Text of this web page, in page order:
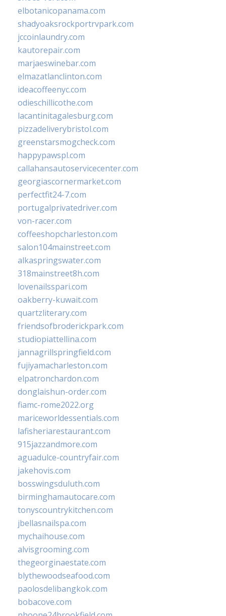
elbotanicopanama.com
shadyoaksrockportrvpark.com
jccoinlaundry.com
kautorepair.com
marjaeswinebar.com
elmazatlanclinton.com
ideacoffeenyc.com
odieschillicothe.com
lacantinitagalesburg.com
pizzadeliverybristol.com
greenstarsmogcheck.com
happypawspl.com
callahansautoservicecenter.com
georgiascornermarket.com
perfectfit24-7.com
portugalprivatedriver.com
von-racer.com
coffeeshopcharleston.com
salon104mainstreet.com
alkaspringswater.com
318mainstreet8h.com
lovenailsspari.com
oakberry-kuwait.com
quartzliterary.com
friendsofbroderickpark.com
studiopiattellina.com
jannagrillspringfield.com
fujiyamacharleston.com
elpatronchardon.com
donglaishun-order.com
fiamc-rome2022.org
mariceworldessentials.com
lafisheriarestaurant.com
915jazzandmore.com
aguadulce-countryfair.com
jakehovis.com
bosswingsduluth.com
birminghamautocare.com
tonyscountrykitchen.com
jbellasnailspa.com
mychaihouse.com
alvisgrooming.com
thegeorginaestate.com
blythewoodseafood.com
paolosdelibangkok.com
bobacove.com